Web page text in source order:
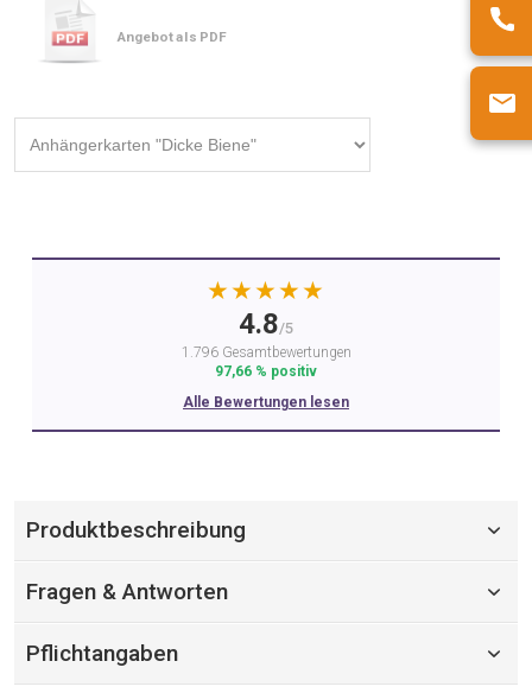
Angebot als PDF
★★★★★
4.8/5
1.796 Gesamtbewertungen
97,66 % positiv
Alle Bewertungen lesen
Produktbeschreibung
Fragen & Antworten
Pflichtangaben